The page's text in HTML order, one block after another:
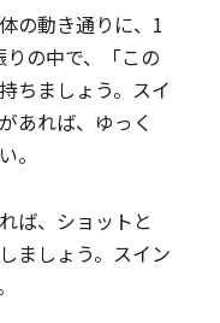
の動き通りに、1
の中で、「この
ちましょう。スイ
あれば、ゆっく
。
ば、ショットと
ましょう。スイン